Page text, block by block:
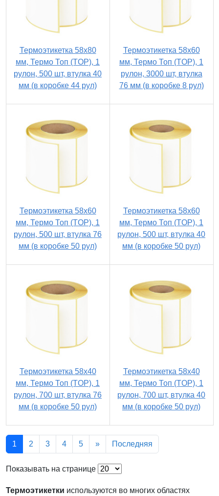
Термоэтикетка 58х80
мм, Термо Топ (TOP), 1
рулон, 500 шт, втулка 40
мм (в коробке 44 рул)
Термоэтикетка 58х60
мм, Термо Топ (TOP), 1
рулон, 3000 шт, втулка
76 мм (в коробке 8 рул)
Термоэтикетка 58х60
мм, Термо Топ (TOP), 1
рулон, 500 шт, втулка 76
мм (в коробке 50 рул)
Термоэтикетка 58х60
мм, Термо Топ (TOP), 1
рулон, 500 шт, втулка 40
мм (в коробке 50 рул)
Термоэтикетка 58х40
мм, Термо Топ (TOP), 1
рулон, 700 шт, втулка 76
мм (в коробке 50 рул)
Термоэтикетка 58х40
мм, Термо Топ (TOP), 1
рулон, 700 шт, втулка 40
мм (в коробке 50 рул)
1 2 3 4 5 » Последняя
Показывать на странице
Термоэтикетки используются во многих областях